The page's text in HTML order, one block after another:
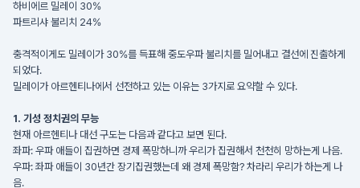
하비에르 밀레이 30%
파트리샤 불리치 24%
충격적이게도 밀레이가 30%를 득표해 중도우파 불리치를 밀어내고 결선에 진출하게
되었다.
밀레이가 아르헨티나에서 선전하고 있는 이유는 3가지로 요약할 수 있다.
1. 기성 정치권의 무능
현재 아르헨티나 대선 구도는 다음과 같다고 보면 된다.
좌파: 우파 애들이 집권하면 경제 폭망하니까 우리가 집권해서 천천히 망하는게 나음.
우파: 좌파 애들이 30년간 장기집권했는데 왜 경제 폭망함? 차라리 우리가 하는게 나
음.